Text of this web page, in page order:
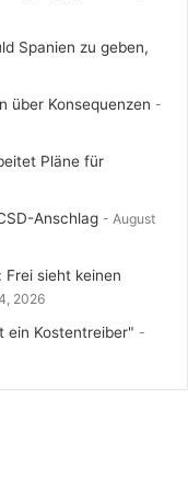
Spanien zu geben,
über Konsequenzen
Pläne für
Anschlag
August
sieht keinen
2026
ein Kostentreiber"